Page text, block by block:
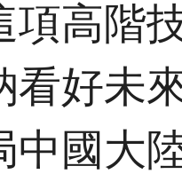
項高階
看好未
中國大